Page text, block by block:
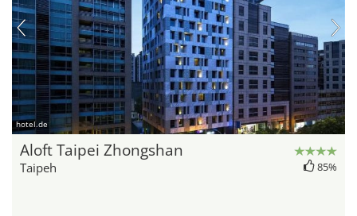
hotel.de
Aloft Taipei Zhongshan
Taipeh 85%